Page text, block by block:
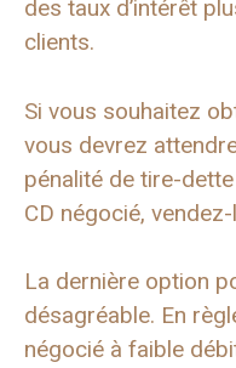
des taux d’intérêt
clients.
Si vous souhaitez
vous devrez
pénalité de tire-dette
CD négocié,
La dernière option
désagréable. En
négocié à faible